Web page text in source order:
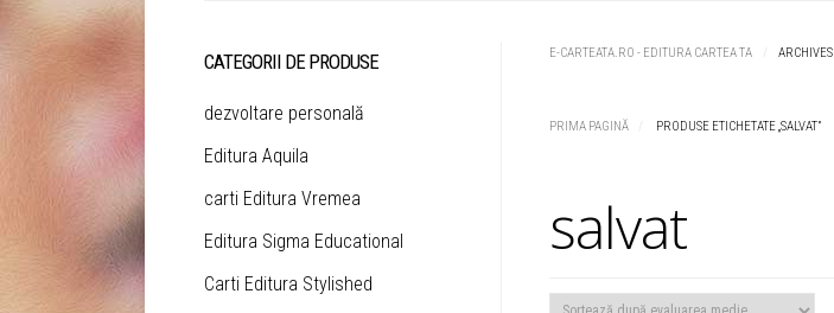
E-CARTEATA.RO - EDITURA CARTEA TA ARCHIVES
PRIMA PAGINĂ PRODUSE ETICHETATE „SALVAT”
salvat
CATEGORII DE PRODUSE
dezvoltare personală
Editura Aquila
carti Editura Vremea
Editura Sigma Educational
Carti Editura Stylished